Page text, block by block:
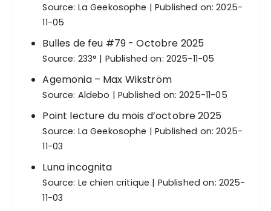
Source: La Geekosophe
Published on: 2025-
11-05
Bulles de feu #79 - Octobre 2025
Source: 233° Published on: 2025-11-05
Agemonia – Max Wikström
Source: Aldebo Published on: 2025-11-05
Point lecture du mois d’octobre 2025
Source: La Geekosophe
Published on: 2025-
11-03
Luna incognita
Source: Le chien critique
Published on: 2025-
11-03